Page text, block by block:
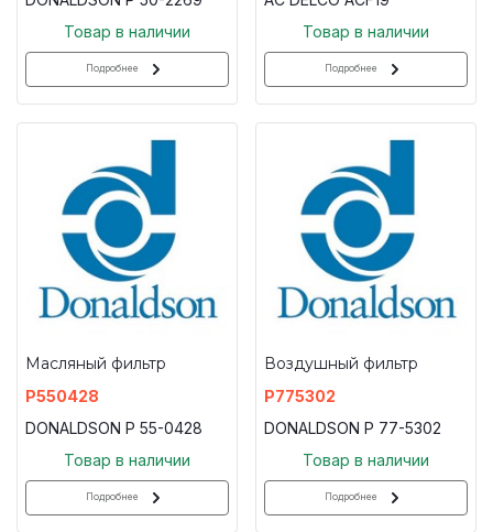
Товар в наличии
Подробнее
Товар в наличии
Подробнее
Масляный фильтр
P550428
DONALDSON P 55-0428
Товар в наличии
Подробнее
Воздушный фильтр
P775302
DONALDSON P 77-5302
Товар в наличии
Подробнее